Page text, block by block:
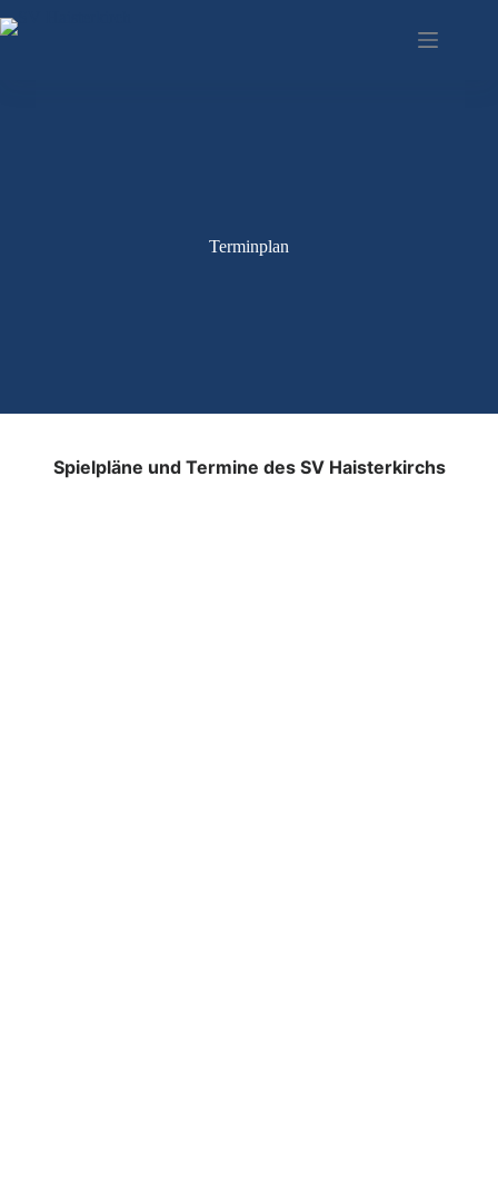
Inhalt
Terminplan
Spielpläne und Termine des SV Haisterkirchs